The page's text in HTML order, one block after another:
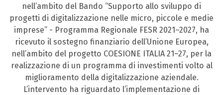
nell’ambito del Bando “Supporto allo sviluppo di
progetti di digitalizzazione nelle micro, piccole e medie
imprese” - Programma Regionale FESR 2021–2027, ha
ricevuto il sostegno finanziario dell’Unione Europea,
nell’ambito del progetto COESIONE ITALIA 21–27, per la
realizzazione di un programma di investimenti volto al
miglioramento della digitalizzazione aziendale.
L’intervento ha riguardato l’implementazione di